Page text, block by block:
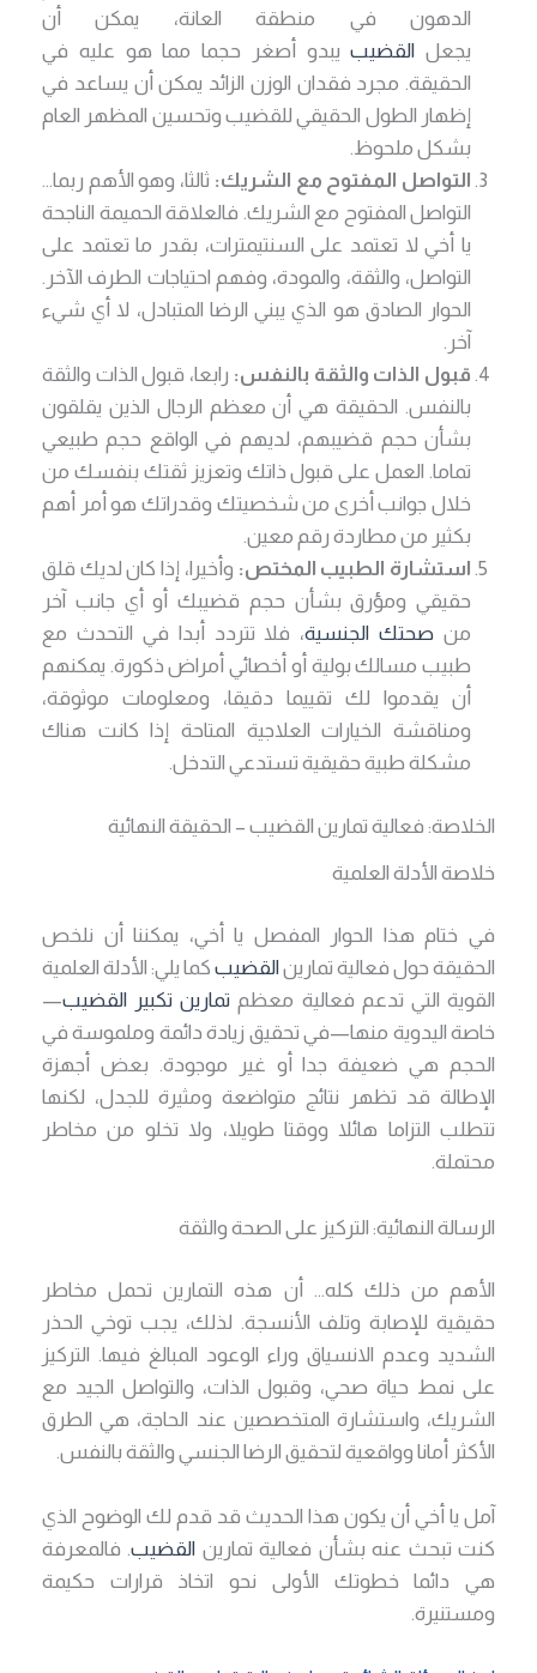
الدهون في منطقة العانة، يمكن أن
يجعل القضيبيبدو أصغر حجما مما هو عليه في
الحقيقة. مجرد فقدان الوزن الزائد يمكن أن يساعد في
إظهار الطول الحقيقي للقضيب وتحسين المظهر العام
بشكل ملحوظ.
التواصل المفتوح مع الشريك: ثالثا، وهو الأهم ربما…
التواصل المفتوح مع الشريك. فالعلاقة الحميمة الناجحة
يا أخي لا تعتمد على السنتيمترات، بقدر ما تعتمد على
التواصل، والثقة، والمودة، وفهم احتياجات الطرف الآخر.
الحوار الصادق هو الذي يبني الرضا المتبادل، لا أي شيء
آخر.
قبول الذات والثقة بالنفس: رابعا، قبول الذات والثقة
بالنفس. الحقيقة هي أن معظم الرجال الذين يقلقون
بشأن حجم قضيبهم، لديهم في الواقع حجم طبيعي
تماما. العمل على قبول ذاتك وتعزيز ثقتك بنفسك من
خلال جوانب أخرى من شخصيتك وقدراتك هو أمر أهم
بكثير من مطاردة رقم معين.
استشارة الطبيب المختص: وأخيرا، إذا كان لديك قلق
حقيقي ومؤرق بشأن حجم قضيبك أو أي جانب آخر
من صحتك الجنسية، فلا تتردد أبدا في التحدث مع
طبيب مسالك بولية أو أخصائي أمراض ذكورة. يمكنهم
أن يقدموا لك تقييما دقيقا، ومعلومات موثوقة،
ومناقشة الخيارات العلاجية المتاحة إذا كانت هناك
مشكلة طبية حقيقية تستدعي التدخل.
الخلاصة: فعالية تمارين القضيب – الحقيقة النهائية
خلاصة الأدلة العلمية
في ختام هذا الحوار المفصل يا أخي، يمكننا أن نلخص
الحقيقة حول فعالية تمارين القضيب كما يلي: الأدلة العلمية
القوية التي تدعم فعالية معظم تمارين تكبير القضيب—
خاصة اليدوية منها—في تحقيق زيادة دائمة وملموسة في
الحجم هي ضعيفة جدا أو غير موجودة. بعض أجهزة
الإطالة قد تظهر نتائج متواضعة ومثيرة للجدل، لكنها
تتطلب التزاما هائلا ووقتا طويلا، ولا تخلو من مخاطر
محتملة.
الرسالة النهائية: التركيز على الصحة والثقة
الأهم من ذلك كله… أن هذه التمارين تحمل مخاطر
حقيقية للإصابة وتلف الأنسجة. لذلك، يجب توخي الحذر
الشديد وعدم الانسياق وراء الوعود المبالغ فيها. التركيز
على نمط حياة صحي، وقبول الذات، والتواصل الجيد مع
الشريك، واستشارة المتخصصين عند الحاجة، هي الطرق
الأكثر أمانا وواقعية لتحقيق الرضا الجنسي والثقة بالنفس.
آمل يا أخي أن يكون هذا الحديث قد قدم لك الوضوح الذي
كنت تبحث عنه بشأن فعالية تمارين القضيب. فالمعرفة
هي دائما خطوتك الأولى نحو اتخاذ قرارات حكيمة
ومستنيرة.